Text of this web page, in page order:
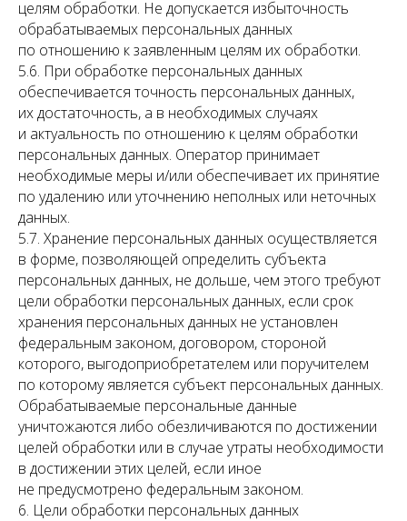
целям обработки. Не допускается избыточность
обрабатываемых персональных данных
по отношению к заявленным целям их обработки.
5.6. При обработке персональных данных
обеспечивается точность персональных данных,
их достаточность, а в необходимых случаях
и актуальность по отношению к целям обработки
персональных данных. Оператор принимает
необходимые меры и/или обеспечивает их принятие
по удалению или уточнению неполных или неточных
данных.
5.7. Хранение персональных данных осуществляется
в форме, позволяющей определить субъекта
персональных данных, не дольше, чем этого требуют
цели обработки персональных данных, если срок
хранения персональных данных не установлен
федеральным законом, договором, стороной
которого, выгодоприобретателем или поручителем
по которому является субъект персональных данных.
Обрабатываемые персональные данные
уничтожаются либо обезличиваются по достижении
целей обработки или в случае утраты необходимости
в достижении этих целей, если иное
не предусмотрено федеральным законом.
6. Цели обработки персональных данных